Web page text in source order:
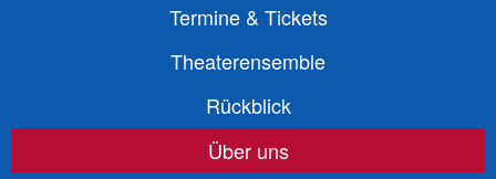
Termine & Tickets
Theaterensemble
Rückblick
Über uns